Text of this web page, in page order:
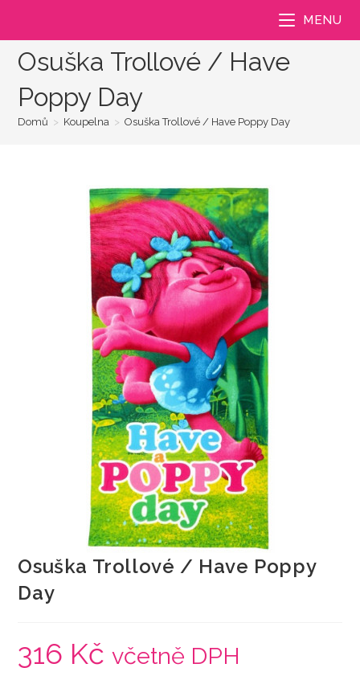
MENU
Osuška Trollové / Have
Poppy Day
Domů > Koupelna > Osuška Trollové / Have Poppy Day
Osuška Trollové / Have Poppy
Day
316 Kč včetně DPH